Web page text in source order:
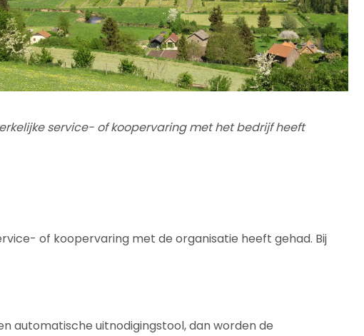
service- of koopervaring met het bedrijf heeft
of koopervaring met de organisatie heeft gehad. Bij
automatische uitnodigingstool, dan worden de